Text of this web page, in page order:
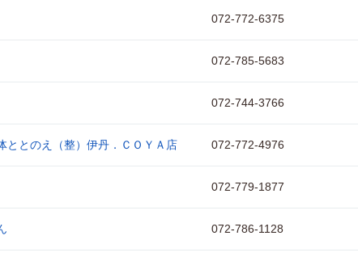
072-772-6375
072-785-5683
072-744-3766
ととのえ（整）伊丹．ＣＯＹＡ店 072-772-4976
072-779-1877
072-786-1128